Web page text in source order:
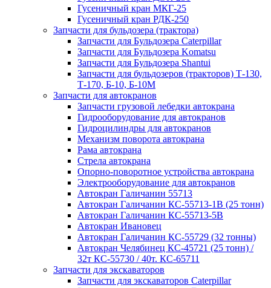
Гусеничный кран МКГ-25
Гусеничный кран РДК-250
Запчасти для бульдозера (трактора)
Запчасти для Бульдозера Caterpillar
Запчасти для Бульдозера Komatsu
Запчасти для Бульдозера Shantui
Запчасти для бульдозеров (тракторов) Т-130,
Т-170, Б-10, Б-10М
Запчасти для автокранов
Запчасти грузовой лебедки автокрана
Гидрооборудование для автокранов
Гидроцилиндры для автокранов
Механизм поворота автокрана
Рама автокрана
Стрела автокрана
Опорно-поворотное устройства автокрана
Электрооборудование для автокранов
Автокран Галичанин 55713
Автокран Галичанин КС-55713-1В (25 тонн)
Автокран Галичанин КС-55713-5В
Автокран Ивановец
Автокран Галичанин КС-55729 (32 тонны)
Автокран Челябинец КС-45721 (25 тонн) /
32т КС-55730 / 40т. КС-65711
Запчасти для экскаваторов
Запчасти для экскаваторов Caterpillar